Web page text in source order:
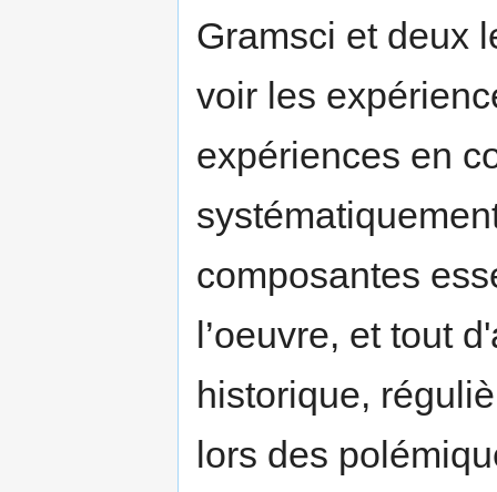
Gramsci et deux
voir les
expériences en
composantes
l’oeuvre, et tout
historique,
lors des